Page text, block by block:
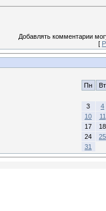
Добавлять комментарии
[
Пн Вт
3
4
10
11
17
18
24
25
31